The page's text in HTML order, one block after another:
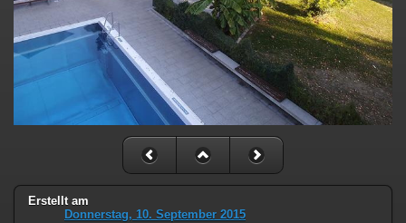
Erstellt am
Donnerstag, 10. September 2015